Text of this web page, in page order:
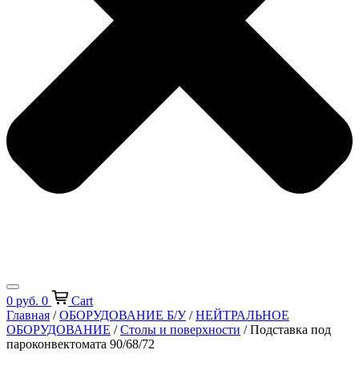
0 руб. 0
Cart
Главная /ОБОРУДОВАНИЕ Б/У/НЕЙТРАЛЬНОЕ
ОБОРУДОВАНИЕ /Столы и поверхности / Подставка под
пароконвектомата 90/68/72